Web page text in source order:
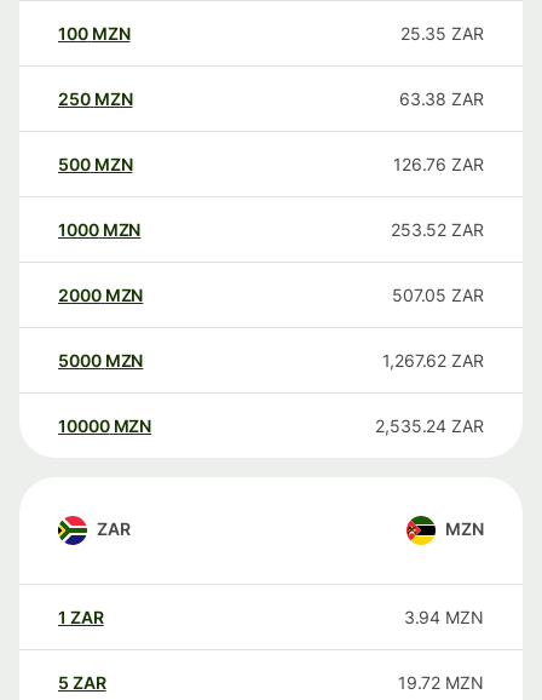
100 MZN 25.35 ZAR
250 MZN 63.38 ZAR
500 MZN 126.76 ZAR
1000 MZN 253.52 ZAR
2000 MZN 507.05 ZAR
5000 MZN 1,267.62 ZAR
10000 MZN 2,535.24 ZAR
ZAR MZN
1 ZAR 3.94 MZN
5 ZAR 19.72 MZN